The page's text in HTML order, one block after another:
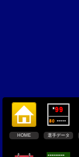
HOME 選手データ